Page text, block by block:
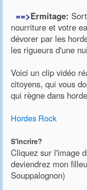
==>Ermitage:
nourriture et votre
dévorer par les
les rigueurs d'une
Voici un clip vidéo
citoyens, qui vous
qui règne dans
Hordes Rock
S'incrire?
Cliquez sur l'image
deviendrez mon
Souppalognon)